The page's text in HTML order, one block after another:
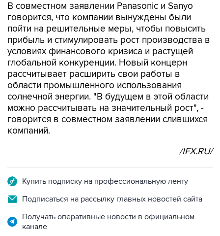
В совместном заявлении Panasonic и Sanyo
говорится, что компании вынуждены были
пойти на решительные меры, чтобы повысить
прибыль и стимулировать рост производства в
условиях финансового кризиса и растущей
глобальной конкуренции. Новый концерн
рассчитывает расширить свои работы в
области промышленного использования
солнечной энергии. "В будущем в этой области
можно рассчитывать на значительный рост", -
говорится в совместном заявлении слившихся
компаний.
/IFX.RU/
Купить подписку на профессиональную ленту
Подписаться на рассылку главных новостей сайта
Получать оперативные новости в официальном
канале